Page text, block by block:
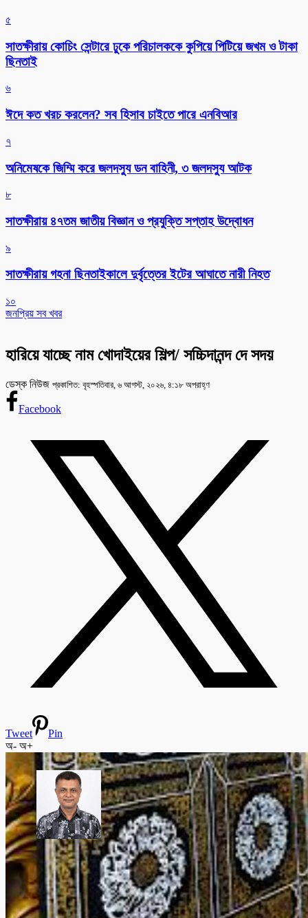
৫
সাতক্ষীরায় কোচিং সেন্টারে ঢুকে পরিচালককে কুপিয়ে পিটিয়ে জখম ও টাকা
ছিনতাই
৬
ঈদে কত খরচ করলেন? সব হিসাব চাইতে পারে এনবিআর
৭
অনিমেষকে জিম্মি করে জলদস্যু ডন বাহিনী, ৩ জলদস্যু আটক
৮
সাতক্ষীরায় ৪৭তম জাতীয় বিজ্ঞান ও প্রযুক্তি সপ্তাহ উদ্বোধন
৯
সাতক্ষীরায় গহনা ছিনতাইকালে দুর্বৃত্তের ইটের আঘাতে নারী নিহত
১০
জনপ্রিয় সব খবর
হারিয়ে যাচ্ছে নাম খোদাইয়ের শিল্প/ সচ্চিদানন্দ দে সদয়
ডেস্ক নিউজ প্রকাশিত: বৃহস্পতিবার, ৬ আগস্ট, ২০২৬, ৪:১৮ অপরাহ্ণ
Facebook
Tweet
Pin
অ- অ+